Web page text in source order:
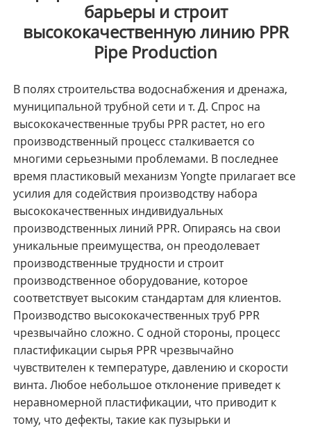
барьеры и строит
высококачественную линию PPR
Pipe Production
В полях строительства водоснабжения и дренажа,
муниципальной трубной сети и т. Д. Спрос на
высококачественные трубы PPR растет, но его
производственный процесс сталкивается со
многими серьезными проблемами. В последнее
время пластиковый механизм Yongte прилагает все
усилия для содействия производству набора
высококачественных индивидуальных
производственных линий PPR. Опираясь на свои
уникальные преимущества, он преодолевает
производственные трудности и строит
производственное оборудование, которое
соответствует высоким стандартам для клиентов.
Производство высококачественных труб PPR
чрезвычайно сложно. С одной стороны, процесс
пластификации сырья PPR чрезвычайно
чувствителен к температуре, давлению и скорости
винта. Любое небольшое отклонение приведет к
неравномерной пластификации, что приводит к
тому, что дефекты, такие как пузырьки и